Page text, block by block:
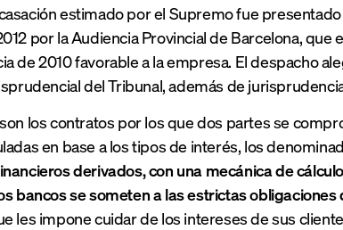
estimado por el Supremo fue
por la Audiencia Provincial de Barcelona,
de 2010 favorable a la empresa. El despacho
del Tribunal, además de
son los contratos por los que dos partes se
en base a los tipos de interés, los
derivados, con una mecánica de
bancos se someten a las estrictas
les impone cuidar de los intereses de sus